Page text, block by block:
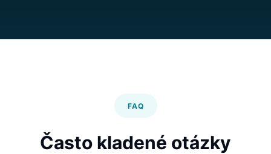
FAQ
Často kladené otázky